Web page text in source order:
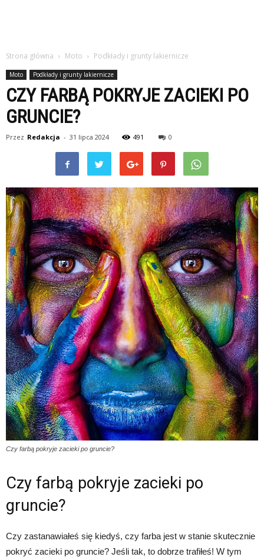
Strona główna Moto Podkłady i grunty lakiernicze
Moto Podkłady i grunty lakiernicze
CZY FARBĄ POKRYJE ZACIEKI PO
GRUNCIE?
Przez Redakcja - 31 lipca 2024 491 0
Czy farbą pokryje zacieki po gruncie?
Czy farbą pokryje zacieki po
gruncie?
Czy zastanawiałeś się kiedyś, czy farba jest w stanie skutecznie
pokryć zacieki po gruncie? Jeśli tak, to dobrze trafiłeś! W tym